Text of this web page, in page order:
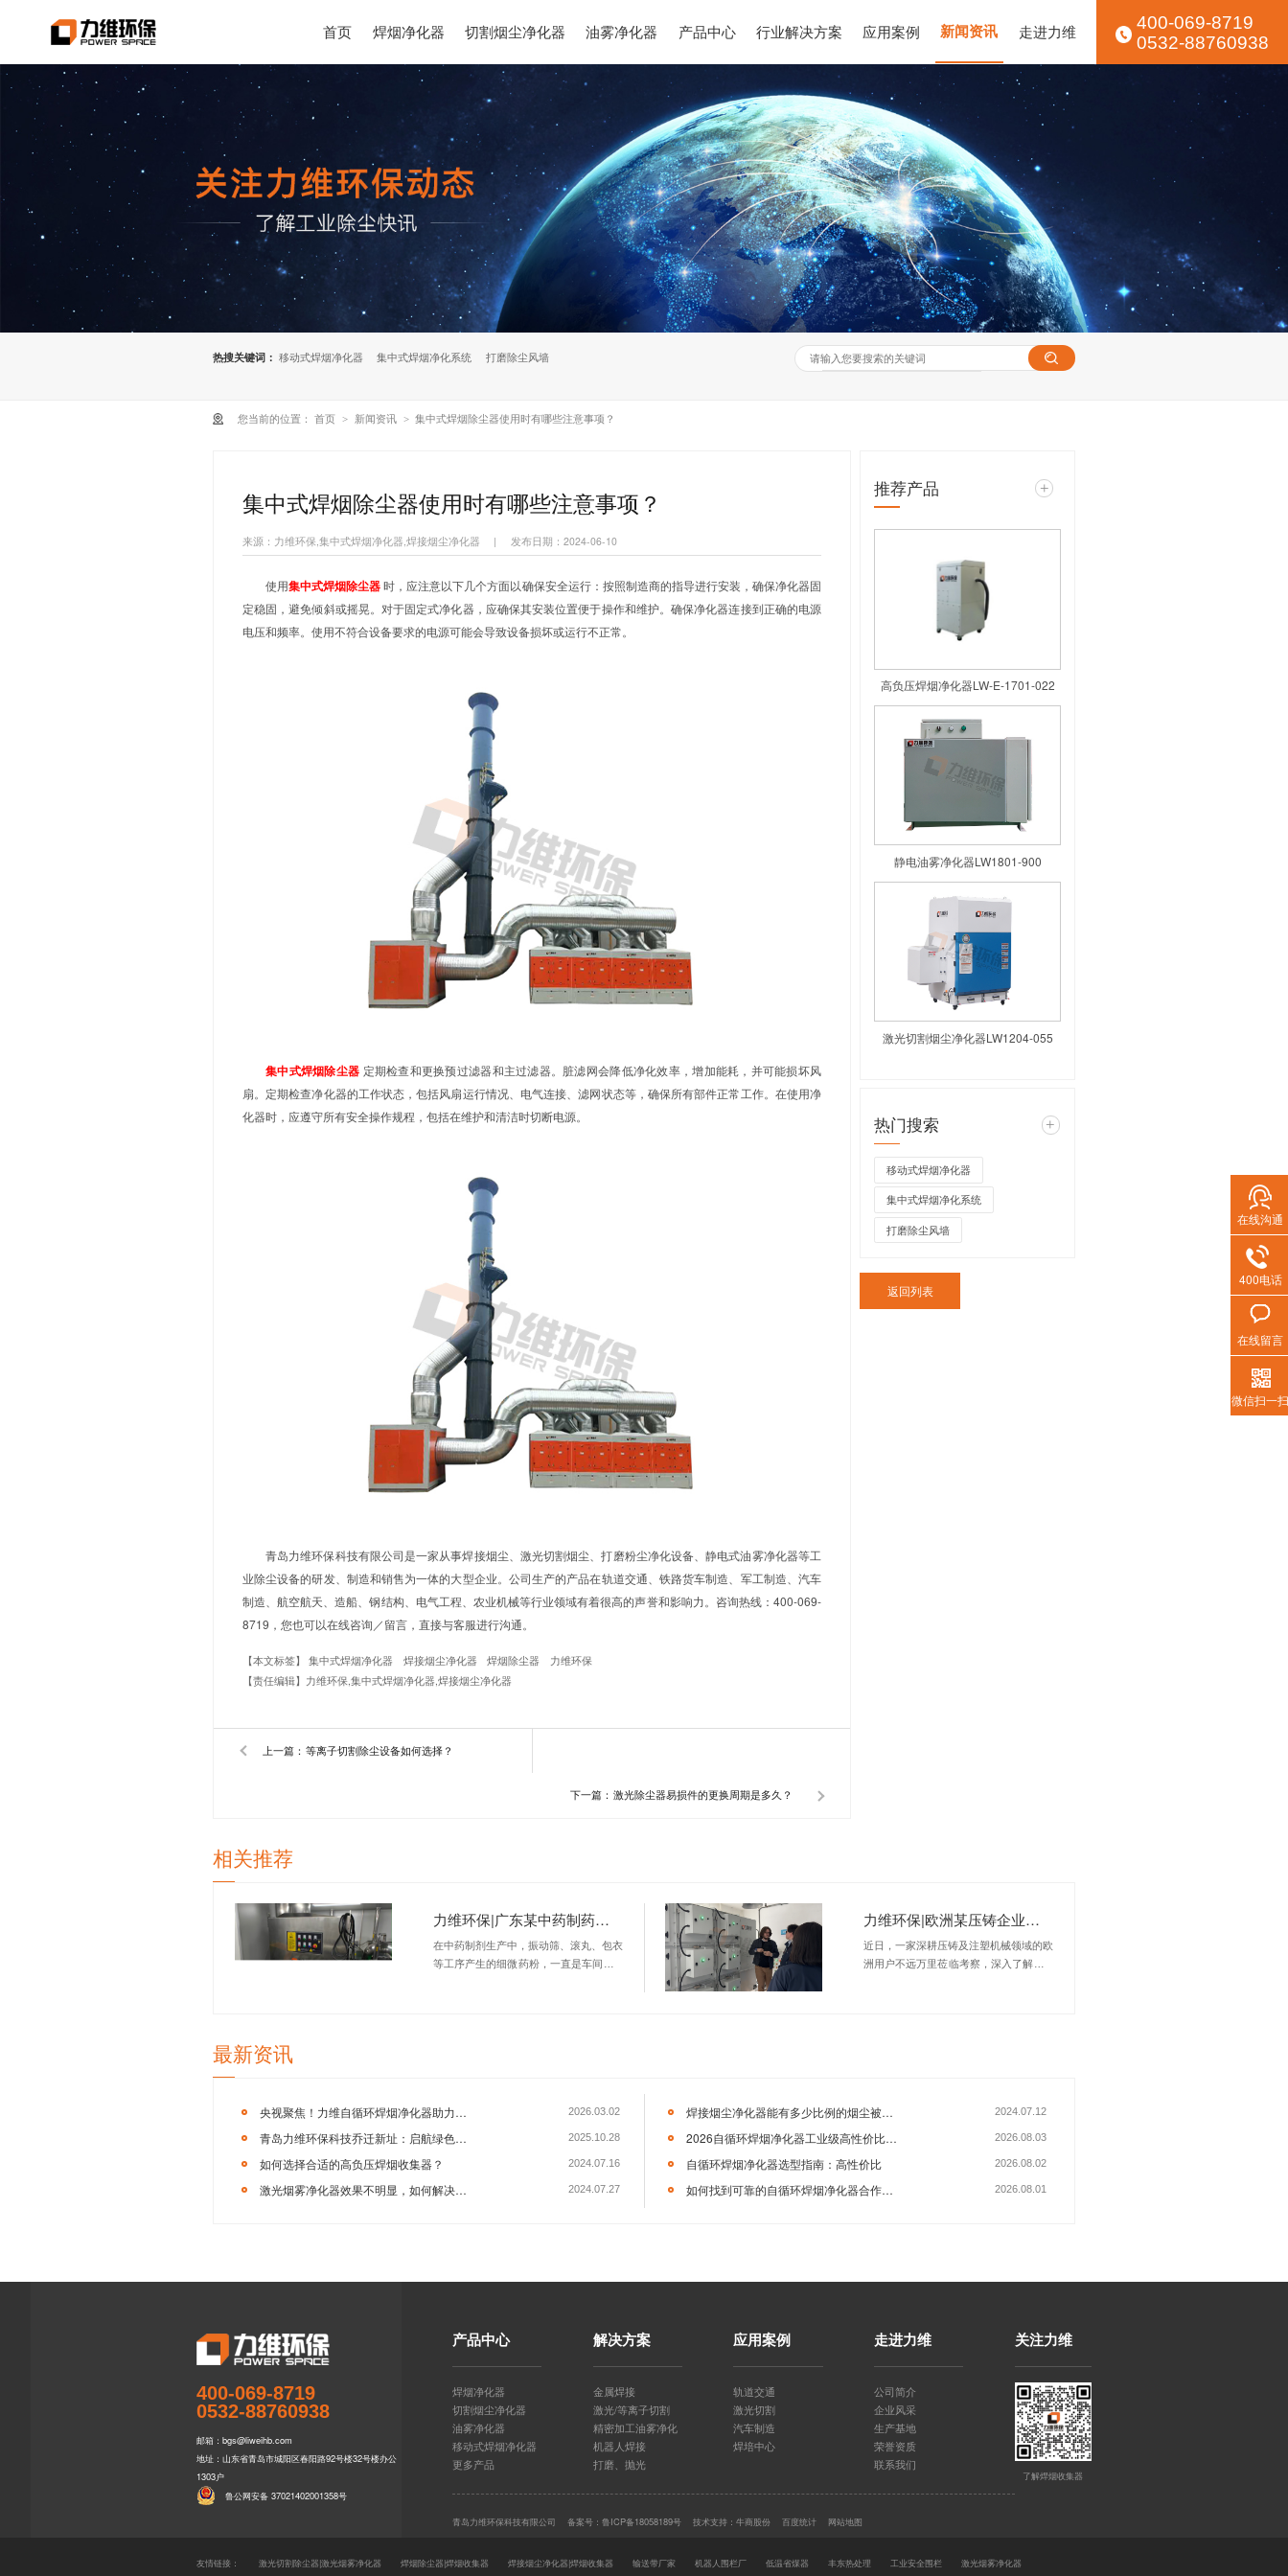
400-069-8719
0532-88760938
首页 焊烟净化器 切割烟尘净化器 油雾净化器 产品中心 行业解决方案 应用案例 新闻资讯 走进力维
您当前的位置： 首页 > 新闻资讯 > 集中式焊烟除尘器使用时有哪些注意事项？
集中式焊烟除尘器使用时有哪些注意事项？
集中式焊烟除尘器
时，应注意以下几个方面以确保安全运行：按照制造商的指导进行安装，确保净化器固
定稳固，避免倾斜或摇晃。对于固定式净化器，应确保其安装位置便于操作和维护。确保净化器连接到正确的电源
电压和频率。使用不符合设备要求的电源可能会导致设备损坏或运行不正常。
集中式焊烟除尘器定期检查和更换预过滤器和主过滤器。脏滤网会降低净化效率，增加能耗，并可能损坏风
扇。定期检查净化器的工作状态，包括风扇运行情况、电气连接、滤网状态等，确保所有部件正常工作。在使用净
化器时，应遵守所有安全操作规程，包括在维护和清洁时切断电源。
业除尘设备的研发、制造和销售为一体的大型企业。公司生产的产品在轨道交通、铁路货车制造、军工制造、汽车
制造、航空航天、造船、钢结构、电气工程、农业机械等行业领域有着很高的声誉和影响力。咨询热线：400-069-
8719，您也可以在线咨询／留言，直接与客服进行沟通。
等离子切割除尘设备如何选择？
下一篇： 激光除尘器易损件的更换周期是多久？
激光切割烟尘
相关推荐
力维环保|广东某中药制药企业定制的“中药生产车间除尘系统”安装完成
400-069-8719
0532-88760938
邮箱：bgs@liweihb.com
地址：山东省青岛市城阳区春阳路92号楼32号楼办公
1303户
鲁公网安备 37021402001358号
产品中心
焊烟净化器
切割烟尘净化器
油雾净化器
移动式焊烟净化器
更多产品
解决方案
金属焊接
激光/等离子切割
精密加工油雾净化
机器人焊接
打磨、抛光
应用案例
轨道交通
激光切割
汽车制造
焊培中心
走进力维
公司简介
企业风采
生产基地
荣誉资质
联系我们
青岛力维环保科技有限公司 备案号：鲁ICP备18058189号 技术支持：牛商股份 百度统计 网站地图
关注力维
了解焊烟收集器
友情链接： 激光切割除尘器|激光烟雾净化器 焊烟除尘器|焊烟收集器 焊接烟尘净化器|焊烟收集器 输送带厂家 机器人围栏厂 低温省煤器 丰东热处理 工业安全围栏 激光烟雾净化器
在线沟通
400电话
在线留言
微信扫一扫